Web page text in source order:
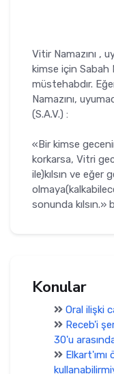
Vitir Namazını ,
kimse için Sa­bah
müstehabdır.
Namazını,
(S.A.V.) :
«Bir kimse
korkarsa, Vitri
ile)kılsın ve eğer
sonunda kılsın.»
Konular
Oral ilişki
Receb'i
30'u